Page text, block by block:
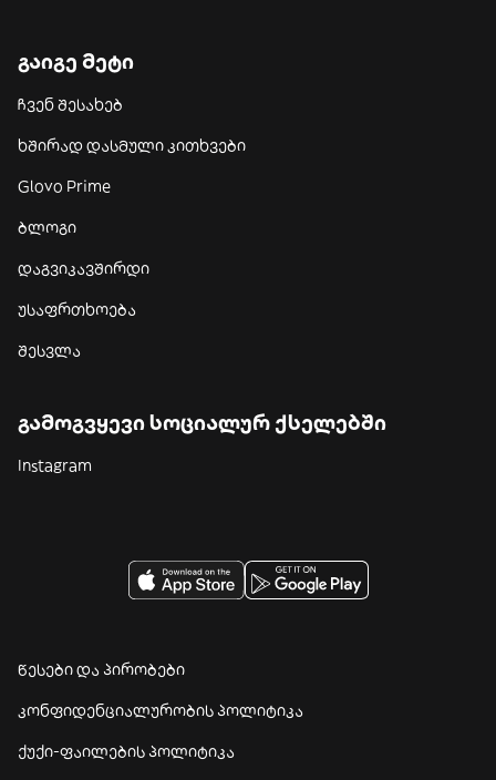
გაიგე მეტი
ჩვენ შესახებ
ხშირად დასმული კითხვები
Glovo Prime
ბლოგი
დაგვიკავშირდი
უსაფრთხოება
შესვლა
გამოგვყევი სოციალურ ქსელებში
Instagram
წესები და პირობები
კონფიდენციალურობის პოლიტიკა
ქუქი-ფაილების პოლიტიკა